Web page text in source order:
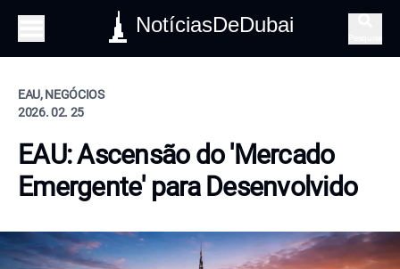
NotíciasDeDubai
EAU, NEGÓCIOS
2026. 02. 25
EAU: Ascensão do 'Mercado
Emergente' para Desenvolvido